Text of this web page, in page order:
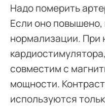
Надо померить
Если оно
нормализации. При
совместим с
мощности.
используются